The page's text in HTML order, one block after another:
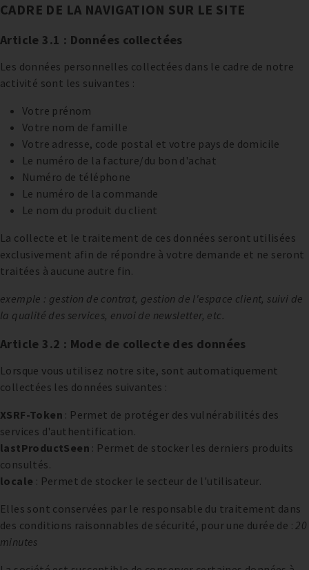
CADRE DE LA NAVIGATION SUR LE SITE
Article 3.1 : Données collectées
Les données personnelles collectées dans le cadre de notre
activité sont les suivantes :
Votre prénom
Votre nom de famille
Votre adresse, code postal et votre pays de domicile
Le numéro de la facture/du bon d'achat
Numéro de téléphone
Le numéro de la commande
Le nom du produit du client
La collecte et le traitement de ces données seront utilisées
exclusivement afin de répondre à votre demande et ne seront
traitées à aucune autre fin.
exemple : gestion de contrat, gestion de l'espace client, suivi de
la qualité des services, envoi de newsletter, etc.
Article 3.2 : Mode de collecte des données
Lorsque vous utilisez notre site, sont automatiquement
collectées les données suivantes :
XSRF-Token : Permet de protéger des vulnérabilités des
services d'authentification.
lastProductSeen : Permet de stocker les derniers produits
consultés.
locale : Permet de stocker le secteur de l'utilisateur.
Elles sont conservées par le responsable du traitement dans
des conditions raisonnables de sécurité, pour une durée de :20
minutes